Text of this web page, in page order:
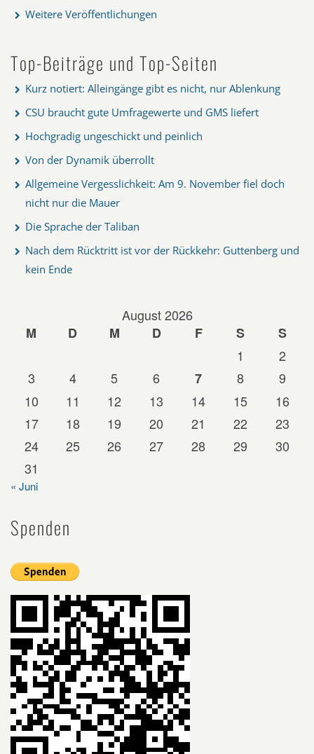
Weitere Veröffentlichungen
Top-Beiträge und Top-Seiten
Kurz notiert: Alleingänge gibt es nicht, nur Ablenkung
CSU braucht gute Umfragewerte und GMS liefert
Hochgradig ungeschickt und peinlich
Von der Dynamik überrollt
Allgemeine Vergesslichkeit: Am 9. November fiel doch
nicht nur die Mauer
Die Sprache der Taliban
Nach dem Rücktritt ist vor der Rückkehr: Guttenberg und
kein Ende
August 2026
M
D M D F S
S
1
2
3
4 5 6 7 8
9
10
11 12 13 14 15
16
17
18 19 20 21 22
23
24
25 26 27 28 29
30
31
« Juni
Spenden